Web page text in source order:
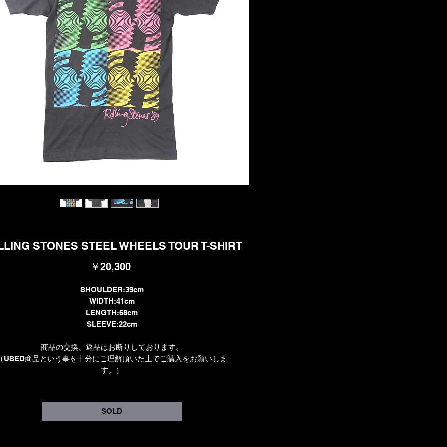
STONES STEEL WHEELS TOUR T-SHIRT
￥20,300価
SHOULDER:39cm
WIDTH:41cm
LENGTH:68cm
SLEEVE:22cm
商品の交換、返品はお断りしております。
USED商品という事を十分にご理解頂いた上でご購入をお願いしま
す。）
SOLD